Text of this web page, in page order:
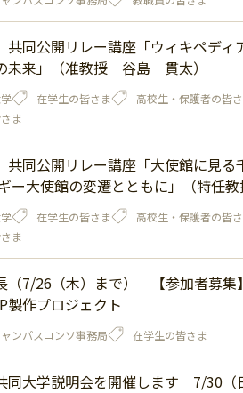
共同公開リレー講座「ウィキペディ
未来」（准教授 谷島 貫太）
在学生の皆さま 高校生・保護者の皆
ま
共同公開リレー講座「大使館に見
ー大使館の変遷とともに」（特任
在学生の皆さま 高校生・保護者の皆
ま
（7/26（木）まで） 【参加者募集
製作プロジェクト
ンパスコンソ事務局 在学生の皆さま
同大学説明会を開催します 7/30（